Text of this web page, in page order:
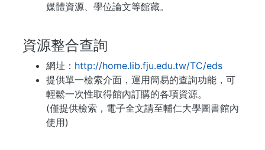
媒體資源、學位論文等館藏。
資源整合查詢
網址： http://home.lib.fju.edu.tw/TC/eds
提供單一檢索介面，運用簡易的查詢功能，可
輕鬆一次性取得館內訂購的各項資源。
(僅提供檢索，電子全文請至輔仁大學圖書館內
使用)